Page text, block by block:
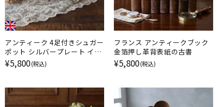
アンティーク 4足付きシュガー
ポット シルバープレート イギ
リス
¥5,800(税込)
フランス アンティークブック
金箔押し革背表紙の古書
¥5,800(税込)